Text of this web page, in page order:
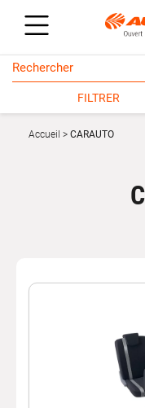
FILTRER
Accueil CARAUTO